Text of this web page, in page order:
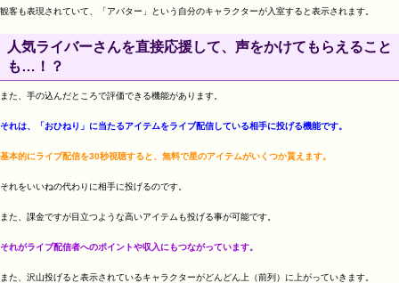
観客も表現されていて、「アバター」という自分のキャラクターが入室すると表示されます。
人気ライバーさんを直接応援して、声をかけてもらえること
も…！？
また、手の込んだところで評価できる機能があります。
それは、「おひねり」に当たるアイテムをライブ配信している相手に投げる機能です。
基本的にライブ配信を30秒視聴すると、無料で星のアイテムがいくつか貰えます。
それをいいねの代わりに相手に投げるのです。
また、課金ですが目立つような高いアイテムも投げる事が可能です。
それがライブ配信者へのポイントや収入にもつながっています。
また、沢山投げると表示されているキャラクターがどんどん上（前列）に上がっていきます。